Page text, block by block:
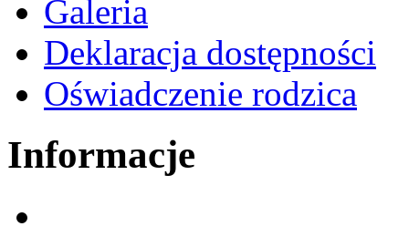
Galeria
Deklaracja dostępności
Oświadczenie rodzica
Informacje